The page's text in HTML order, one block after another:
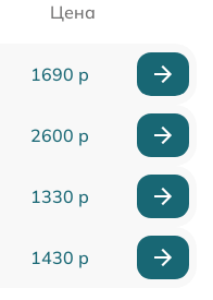
Цена
1690 р
2600 р
1330 р
1430 р